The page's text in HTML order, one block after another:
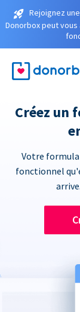
Rejoignez
Donorbox peut
Créez un
Votre
fonctionnel